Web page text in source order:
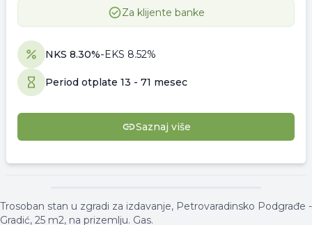
Za klijente banke
NKS 8.30%-EKS 8.52%
Period otplate 13 - 71 mesec
Saznaj više
Trosoban stan u zgradi za izdavanje, Petrovaradinsko Podgrađe -
Gradić, 25 m2, na prizemlju. Gas.